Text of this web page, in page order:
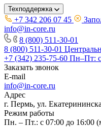
Техподдержка
+7 342 206 07 45
info@in-core.ru
8 (800) 511-30-01
8 (800) 511-30-01
+7 (342) 235-75-60 Пн–Пт:
Заказать звонок
E-mail
info@in-core.ru
Адрес
г. Пермь, ул.
Режим работы
Пн. – Пт.: с 07:00 до 16:00